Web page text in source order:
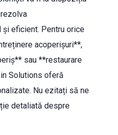
eficient. Pentru orice
acoperișuri**,
sau **restaurare
Solutions oferă
Nu ezitați să ne
detaliată despre